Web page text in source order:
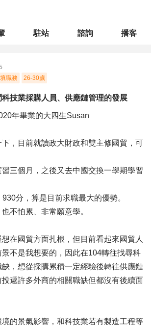
駐站 諮詢 播客
職務 26-30歲
技業採購人員、供應鏈管理的發展
年畢業的大四生Susan
，目前就讀政大財政和雙主修國貿，可
三個月，之後又去中國交換一學期學習
分，算是目前求職最大的優勢。
不怕累、非常願意學。
在國貿方面扎根，但目前看起來國貿人
景不是我想要的，因此在104轉往找尋科
，想從採購累積一定經驗後轉往供應鏈
遞許多外商的相關職缺但都沒有後續面
的景氣影響，和科技業若有製造工程等